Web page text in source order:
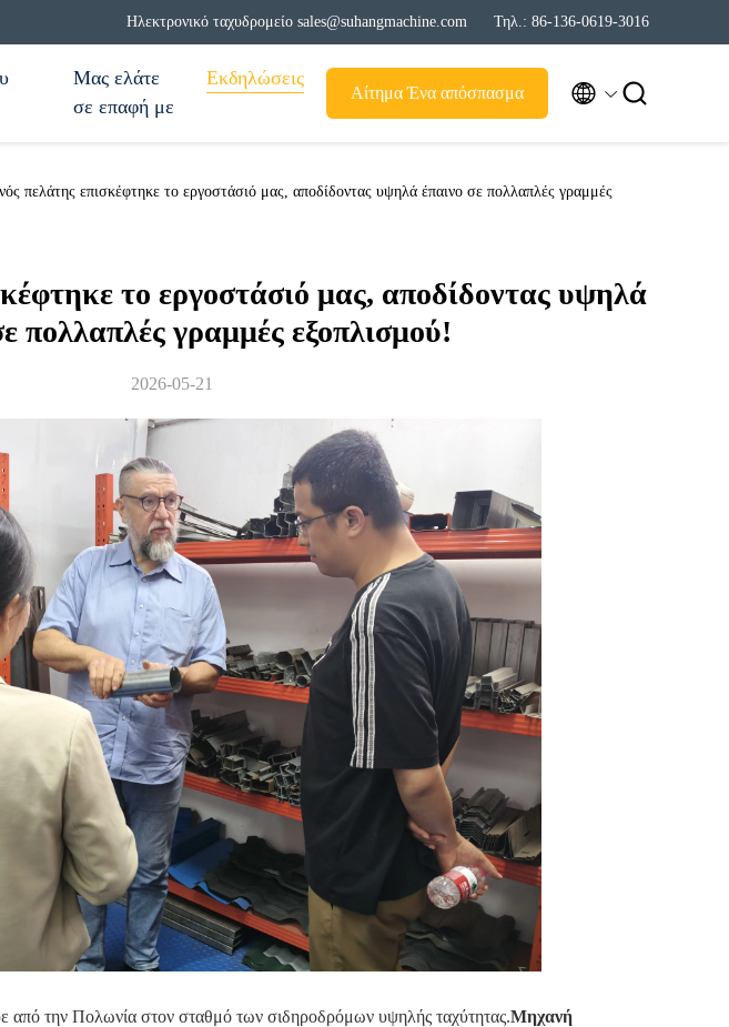
Ηλεκτρονικό ταχυδρομείο sales@suhangmachine.com Τηλ.: 86-136-0619-3016
Μας ελάτε
σε επαφή με
Εκδηλώσεις
Αίτημα Ένα απόσπασμα  
πελάτης επισκέφτηκε το εργοστάσιό μας, αποδίδοντας υψηλά έπαινο σε πολλαπλές γραμμές
το εργοστάσιό μας, αποδίδοντας υψηλά
πολλαπλές γραμμές εξοπλισμού!
2026-05-21
από την Πολωνία στον σταθμό των σιδηροδρόμων υψηλής ταχύτητας.Μηχανή